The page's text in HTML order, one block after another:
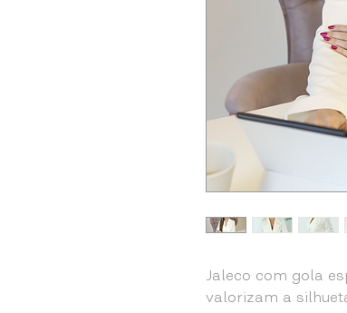
Jaleco com gola
valorizam a